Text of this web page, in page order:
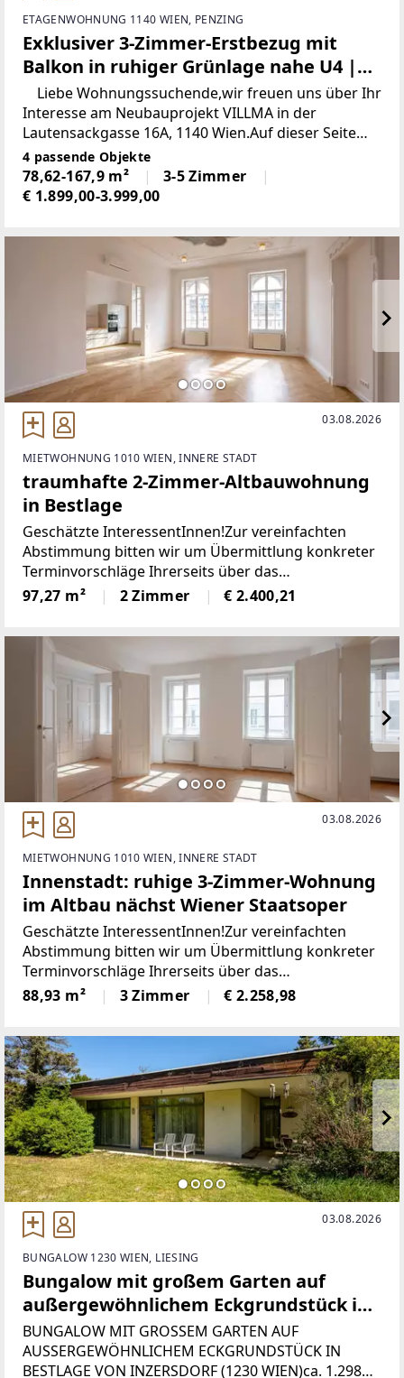
ETAGENWOHNUNG 1140 WIEN, PENZING
Exklusiver 3-Zimmer-Erstbezug mit
Balkon in ruhiger Grünlage nahe U4 |
VILLMA – Top 3
Liebe Wohnungssuchende,wir freuen uns über Ihr
Interesse am Neubauprojekt VILLMA in der
Lautensackgasse 16A, 1140 Wien.Auf dieser Seite
finden Sie einen Überblick über alle
4 passende Objekte
78,62-167,9 m²
3-5 Zimmer
€ 1.899,00-3.999,00
03.08.2026
MIETWOHNUNG 1010 WIEN, INNERE STADT
traumhafte 2-Zimmer-Altbauwohnung
in Bestlage
Geschätzte InteressentInnen!Zur vereinfachten
Abstimmung bitten wir um Übermittlung konkreter
Terminvorschläge Ihrerseits über das
Kontaktformular
[http://www.sulek.immobilien/besichtigung] (www.s
[http://www.sulek.immobilien/besichtigung] -
97,27 m² 2 Zimmer € 2.400,21
03.08.2026
MIETWOHNUNG 1010 WIEN, INNERE STADT
Innenstadt: ruhige 3-Zimmer-Wohnung
im Altbau nächst Wiener Staatsoper
Geschätzte InteressentInnen!Zur vereinfachten
Abstimmung bitten wir um Übermittlung konkreter
Terminvorschläge Ihrerseits über das
Kontaktformular
[http://www.sulek.immobilien/besichtigung] (www.s
[http://www.sulek.immobilien/besichtigung] -
88,93 m² 3 Zimmer € 2.258,98
03.08.2026
BUNGALOW 1230 WIEN, LIESING
Bungalow mit großem Garten auf
außergewöhnlichem Eckgrundstück in
Bestlage von Inzersdorf
BUNGALOW MIT GROSSEM GARTEN AUF
AUSSERGEWÖHNLICHEM ECKGRUNDSTÜCK IN
BESTLAGE VON INZERSDORF (1230 WIEN)ca. 1.298